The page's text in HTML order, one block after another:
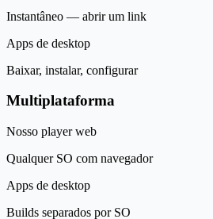
Instantâneo — abrir um link
Apps de desktop
Baixar, instalar, configurar
Multiplataforma
Nosso player web
Qualquer SO com navegador
Apps de desktop
Builds separados por SO